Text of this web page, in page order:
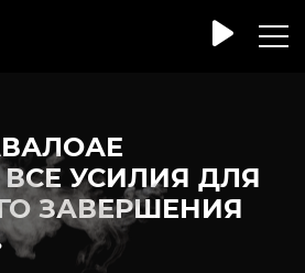
УСИЛИЯ ДЛЯ
ЗАВЕРШЕНИЯ